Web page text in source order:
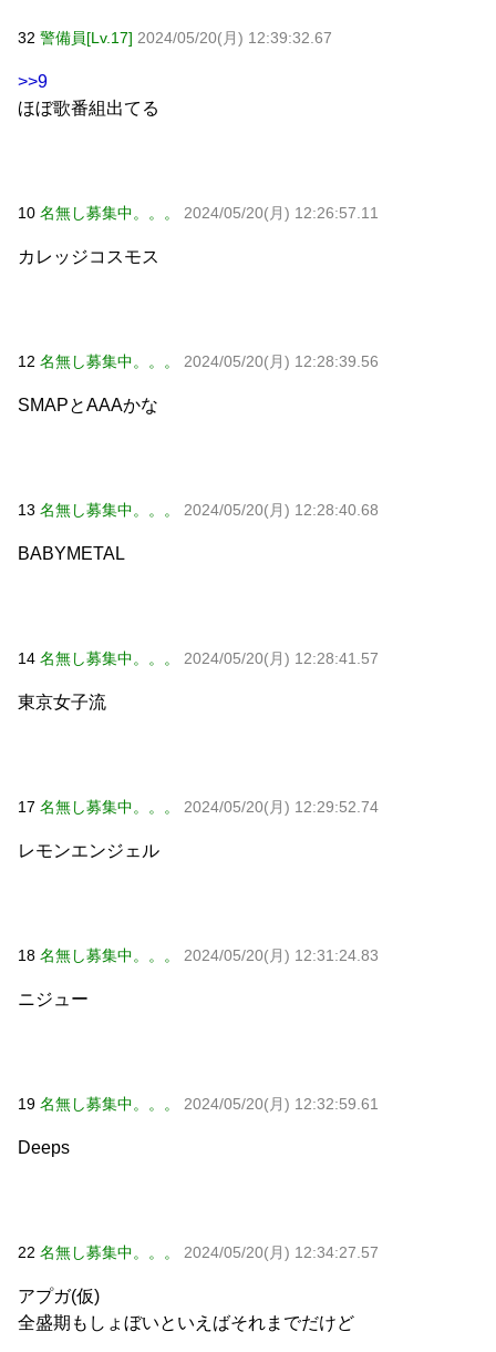
32 警備員[Lv.17] 2024/05/20(月) 12:39:32.67
>>9
ほぼ歌番組出てる
10 名無し募集中。。。 2024/05/20(月) 12:26:57.11
カレッジコスモス
12 名無し募集中。。。 2024/05/20(月) 12:28:39.56
SMAPとAAAかな
13 名無し募集中。。。 2024/05/20(月) 12:28:40.68
BABYMETAL
14 名無し募集中。。。 2024/05/20(月) 12:28:41.57
東京女子流
17 名無し募集中。。。 2024/05/20(月) 12:29:52.74
レモンエンジェル
18 名無し募集中。。。 2024/05/20(月) 12:31:24.83
ニジュー
19 名無し募集中。。。 2024/05/20(月) 12:32:59.61
Deeps
22 名無し募集中。。。 2024/05/20(月) 12:34:27.57
アプガ(仮)
全盛期もしょぼいといえばそれまでだけど